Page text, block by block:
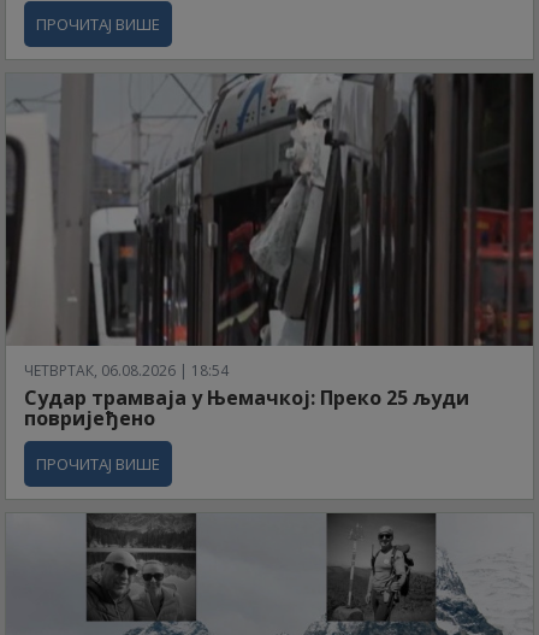
ПРОЧИТАЈ ВИШЕ
ЧЕТВРТАК, 06.08.2026 | 18:54
Судар трамваја у Њемачкој: Преко 25 људи
повријеђено
ПРОЧИТАЈ ВИШЕ